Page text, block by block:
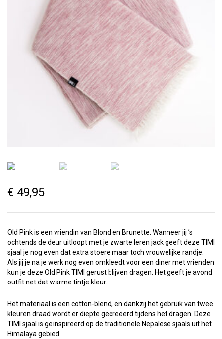
€ 49,95
Old Pink is een vriendin van Blond en Brunette. Wanneer jij ’s
ochtends de deur uitloopt met je zwarte leren jack geeft deze TIMI
sjaal je nog even dat extra stoere maar toch vrouwelijke randje.
Als jij je na je werk nog even omkleedt voor een diner met vrienden
kun je deze Old Pink TIMI gerust blijven dragen. Het geeft je avond
outfit net dat warme tintje kleur.
Het materiaal is een cotton-blend, en dankzij het gebruik van twee
kleuren draad wordt er diepte gecreëerd tijdens het dragen. Deze
TIMI sjaal is geïnspireerd op de traditionele Nepalese sjaals uit het
Himalaya gebied.